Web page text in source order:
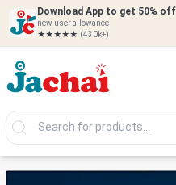
Download App to get 50% off
new user allowance
★★★★★ (430k+)